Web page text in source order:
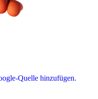
Quelle hinzufügen.